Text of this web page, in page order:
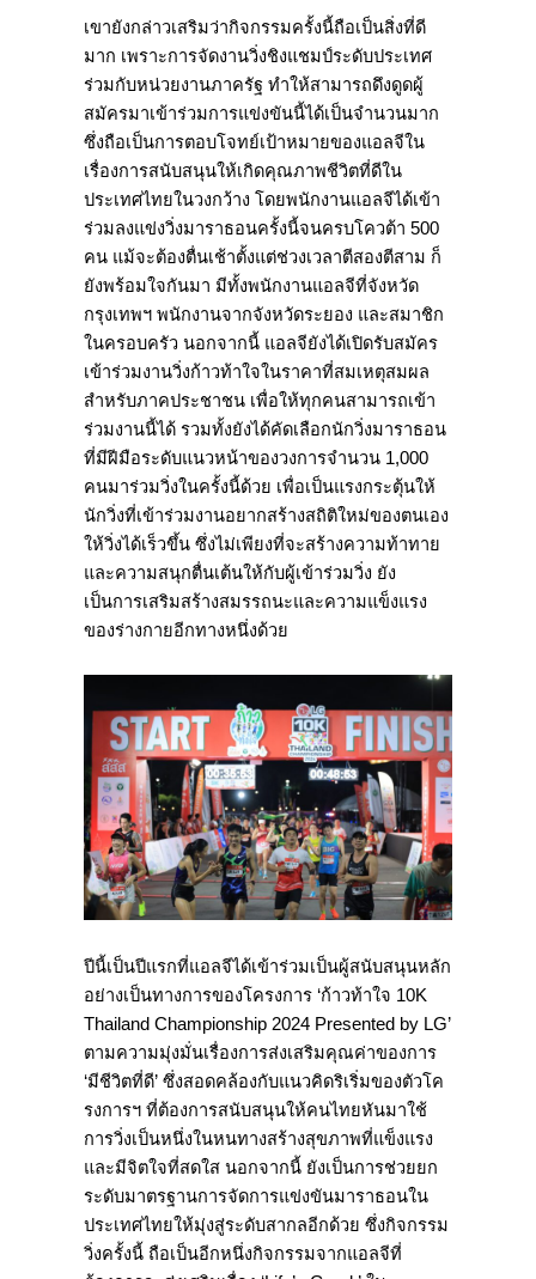
เขายังกล่าวเสริมว่ากิจกรรมครั้งนี้ถือเป็นสิ่งที่ดี
มาก เพราะการจัดงานวิ่งชิงแชมป์ระดับประเทศ
ร่วมกับหน่วยงานภาครัฐ ทำให้สามารถดึงดูดผู้
สมัครมาเข้าร่วมการแข่งขันนี้ได้เป็นจำนวนมาก
ซึ่งถือเป็นการตอบโจทย์เป้าหมายของแอลจีใน
เรื่องการสนับสนุนให้เกิดคุณภาพชีวิตที่ดีใน
ประเทศไทยในวงกว้าง โดยพนักงานแอลจีได้เข้า
ร่วมลงแข่งวิ่งมาราธอนครั้งนี้จนครบโควต้า 500
คน แม้จะต้องตื่นเช้าตั้งแต่ช่วงเวลาตีสองตีสาม ก็
ยังพร้อมใจกันมา มีทั้งพนักงานแอลจีที่จังหวัด
กรุงเทพฯ พนักงานจากจังหวัดระยอง และสมาชิก
ในครอบครัว นอกจากนี้ แอลจียังได้เปิดรับสมัคร
เข้าร่วมงานวิ่งก้าวท้าใจในราคาที่สมเหตุสมผล
สำหรับภาคประชาชน เพื่อให้ทุกคนสามารถเข้า
ร่วมงานนี้ได้ รวมทั้งยังได้คัดเลือกนักวิ่งมาราธอน
ที่มีฝีมือระดับแนวหน้าของวงการจำนวน 1,000
คนมาร่วมวิ่งในครั้งนี้ด้วย เพื่อเป็นแรงกระตุ้นให้
นักวิ่งที่เข้าร่วมงานอยากสร้างสถิติใหม่ของตนเอง
ให้วิ่งได้เร็วขึ้น ซึ่งไม่เพียงที่จะสร้างความท้าทาย
และความสนุกตื่นเต้นให้กับผู้เข้าร่วมวิ่ง ยัง
เป็นการเสริมสร้างสมรรถนะและความแข็งแรง
ของร่างกายอีกทางหนึ่งด้วย
ปีนี้เป็นปีแรกที่แอลจีได้เข้าร่วมเป็นผู้สนับสนุนหลัก
อย่างเป็นทางการของโครงการ ‘ก้าวท้าใจ 10K
Thailand Championship 2024 Presented by LG’
ตามความมุ่งมั่นเรื่องการส่งเสริมคุณค่าของการ
‘มีชีวิตที่ดี’ ซึ่งสอดคล้องกับแนวคิดริเริ่มของตัวโค
รงการฯ ที่ต้องการสนับสนุนให้คนไทยหันมาใช้
การวิ่งเป็นหนึ่งในหนทางสร้างสุขภาพที่แข็งแรง
และมีจิตใจที่สดใส นอกจากนี้ ยังเป็นการช่วยยก
ระดับมาตรฐานการจัดการแข่งขันมาราธอนใน
ประเทศไทยให้มุ่งสู่ระดับสากลอีกด้วย ซึ่งกิจกรรม
วิ่งครั้งนี้ ถือเป็นอีกหนึ่งกิจกรรมจากแอลจีที่